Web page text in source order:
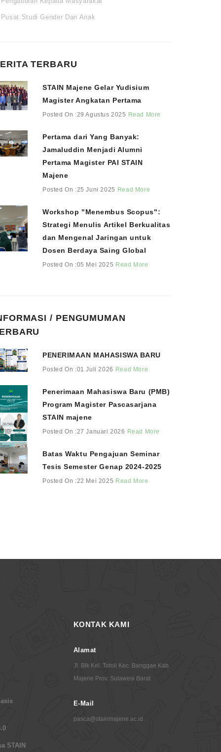
Pusat Studi Gender Dan Anak
TERBARU
STAIN Majene Gelar Yudisium
Magister Angkatan Pertama
Posted On :29 Agustus 2025 Read More
Pertama dari Yang Banyak:
Jamaluddin Menjadi Alumni
Pertama Magister PAI STAIN
Majene
Posted On :25 Juni 2025 Read More
Workshop "Menembus Scopus":
Strategi Menulis Artikel Berkualitas
dan Mengenal Jaringan untuk
Dosen Berdaya Saing Global
Posted On :05 Mei 2025 Read More
/ PENGUMUMAN
PENERIMAAN MAHASISWA BARU
Posted On :01 Juli 2026 Read More
Penerimaan Mahasiswa Baru (PMB)
Program Magister Pascasarjana
STAIN majene
Posted On :27 Januari 2026 Read More
Batas Waktu Pengajuan Seminar
Tesis Semester Genap 2024-2025
Posted On :22 Mei 2025 Read More
STAIN
KONTAK KAMI
Alamat
Jl. Blk Kel. Totoli Kec. Banggae Kab.
Majene Prov. Sulawesi Barat
E-Mail
pasca@stainmajene.ac.id